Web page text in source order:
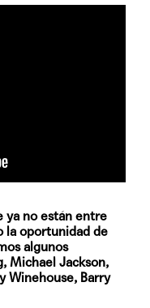
ya no están entre
la oportunidad de
algunos
Michael Jackson,
Winehouse, Barry